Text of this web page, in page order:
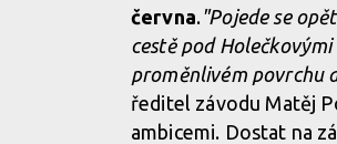
června. "Pojede se
cestě pod
proměnlivém povrchu
ředitel závodu Matěj
ambicemi. Dostat na